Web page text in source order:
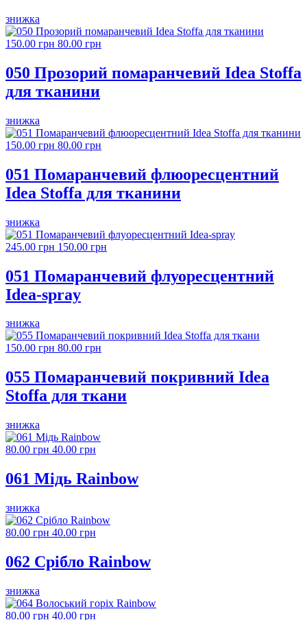
знижка
150.00 грн 80.00 грн
050 Прозорий помаранчевий Idea Stoffa
для тканини
знижка
150.00 грн 80.00 грн
051 Помаранчевий флюоресцентний
Idea Stoffa для тканини
знижка
245.00 грн 150.00 грн
051 Помаранчевий флуоресцентний
Idea-spray
знижка
150.00 грн 80.00 грн
055 Помаранчевий покривний Idea
Stoffa для ткани
знижка
80.00 грн 40.00 грн
061 Мідь Rainbow
знижка
80.00 грн 40.00 грн
062 Срібло Rainbow
знижка
80.00 грн 40.00 грн